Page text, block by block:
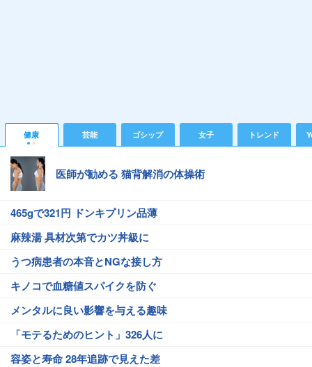
健康 芸能 ゴシップ 女子 トレンド
医師が勧める 猫背解消の体操術
465gで321円 ドンキプリン品薄
麻辣湯 具材次第でカツ丼級に
うつ病患者の本音とNGな接し方
キノコで血糖値スパイクを防ぐ
メンタルに良い影響を与える趣味
「モテるためのヒント」326人に
容姿と寿命 28年追跡で見えた差